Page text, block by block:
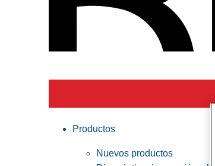
Productos
Nuevos productos